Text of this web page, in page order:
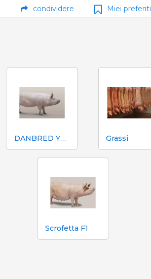
condividere Miei preferiti
DANBRED YORKSHIRE (YY) Grassi
Scrofetta F1